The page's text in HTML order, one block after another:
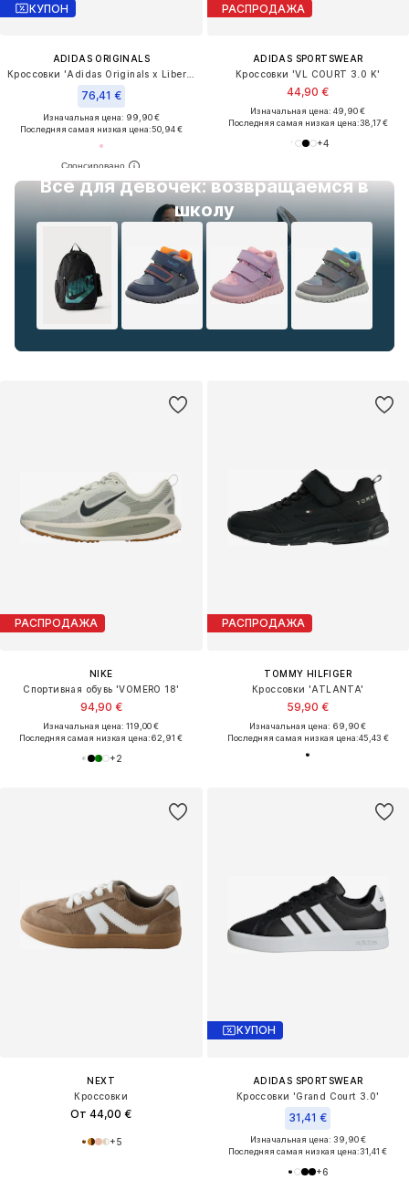
КУПОН
ADIDAS ORIGINALS
76,41 €
Изначальная цена: 99,90 €
Последняя самая низкая цена:50,94 €
Всё для девочек: возвращаемся в
школу
РАСПРОДАЖА
ADIDAS SPORTSWEAR
Кроссовки 'VL COURT 3.0 K'
44,90 €
Изначальная цена: 49,90 €
Последняя самая низкая цена:38,17 €
+4
РАСПРОДАЖА
NIKE
Спортивная обувь 'VOMERO 18'
94,90 €
Изначальная цена: 119,00 €
Последняя самая низкая цена:62,91 €
+2
РАСПРОДАЖА
TOMMY HILFIGER
Кроссовки 'ATLANTA'
59,90 €
Изначальная цена: 69,90 €
Последняя самая низкая цена:45,43 €
NEXT
Кроссовки
От 44,00 €
+5
КУПОН
ADIDAS SPORTSWEAR
Кроссовки 'Grand Court 3.0'
31,41 €
Изначальная цена: 39,90 €
Последняя самая низкая цена:31,41 €
+6